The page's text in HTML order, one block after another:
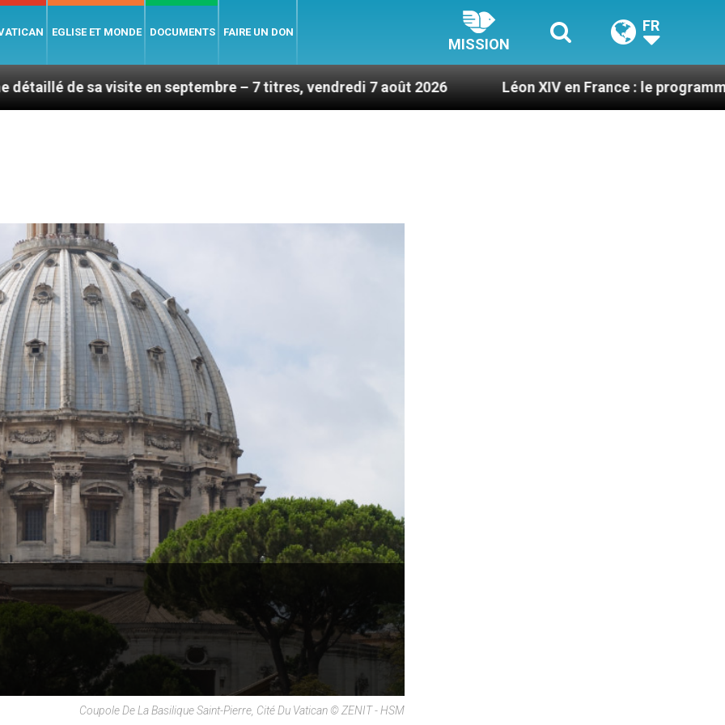
EGLISE ET MONDE DOCUMENTS FAIRE UN DON
MISSION
FR
visite en septembre – 7 titres, vendredi 7 août 2026 Léon XIV en France : le programme détaillé de
Coupole De La Basilique Saint-Pierre, Cité Du Vatican © ZENIT - HSM